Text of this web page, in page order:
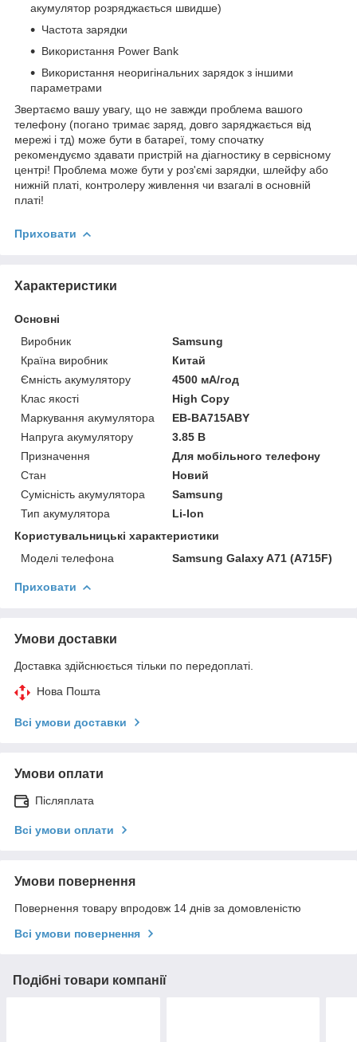
акумулятор розряджається швидше)
Частота зарядки
Використання Power Bank
Використання неоригінальних зарядок з іншими
параметрами
Звертаємо вашу увагу, що не завжди проблема вашого
телефону (погано тримає заряд, довго заряджається від
мережі і тд) може бути в батареї, тому спочатку
рекомендуємо здавати пристрій на діагностику в сервісному
центрі! Проблема може бути у роз'ємі зарядки, шлейфу або
нижній платі, контролеру живлення чи взагалі в основній
платі!
Приховати
Характеристики
Основні
Виробник
Samsung
Країна виробник
Китай
Ємність акумулятору
4500 мА/год
Клас якості
High Copy
Маркування акумулятора
EB-BA715ABY
Напруга акумулятору
3.85 В
Призначення
Для мобільного телефону
Стан
Новий
Сумісність акумулятора
Samsung
Тип акумулятора
Li-Ion
Користувальницькі характеристики
Моделі телефона
Samsung Galaxy A71 (A715F)
Приховати
Умови доставки
Доставка здійснюється тільки по передоплаті.
Нова Пошта
Всі умови доставки
Умови оплати
Післяплата
Всі умови оплати
Умови повернення
Повернення товару впродовж 14 днів за домовленістю
Всі умови повернення
Подібні товари компанії